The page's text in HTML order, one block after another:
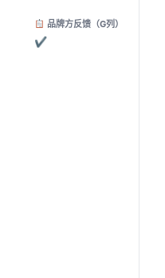
品牌方反馈（G列）
✔